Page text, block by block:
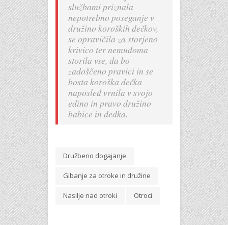
službami priznala
nepotrebno poseganje v
družino koroških dečkov,
se opravičila za storjeno
krivico ter nemudoma
storila vse, da bo
zadoščeno pravici in se
bosta koroška dečka
naposled vrnila v svojo
edino in pravo družino
babice in dedka.
Družbeno dogajanje
Gibanje za otroke in družine
Nasilje nad otroki Otroci